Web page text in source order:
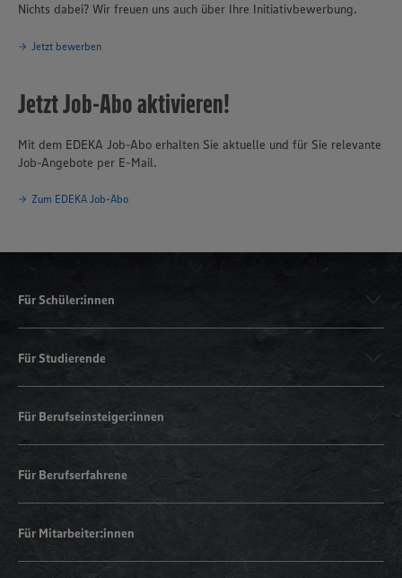
Nichts dabei? Wir freuen uns auch über Ihre Initiativbewerbung.
Jetzt bewerben
Jetzt Job-Abo aktivieren!
Mit dem EDEKA Job-Abo erhalten Sie aktuelle und für Sie relevante
Job-Angebote per E-Mail.
Zum EDEKA Job-Abo
Für Schüler:innen
Für Studierende
Für Berufseinsteiger:innen
Für Berufserfahrene
Für Mitarbeiter:innen